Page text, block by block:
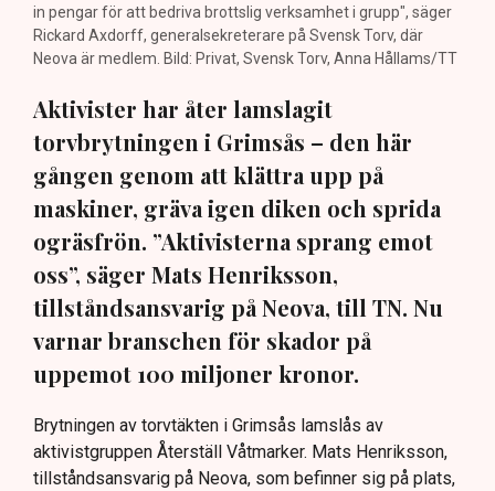
in pengar för att bedriva brottslig verksamhet i grupp", säger
Rickard Axdorff, generalsekreterare på Svensk Torv, där
Neova är medlem. Bild: Privat, Svensk Torv, Anna Hållams/TT
Aktivister har åter lamslagit
torvbrytningen i Grimsås – den här
gången genom att klättra upp på
maskiner, gräva igen diken och sprida
ogräsfrön. ”Aktivisterna sprang emot
oss”, säger Mats Henriksson,
tillståndsansvarig på Neova, till TN. Nu
varnar branschen för skador på
uppemot 100 miljoner kronor.
Brytningen av torvtäkten i Grimsås lamslås av
aktivistgruppen Återställ Våtmarker. Mats Henriksson,
tillståndsansvarig på Neova, som befinner sig på plats,